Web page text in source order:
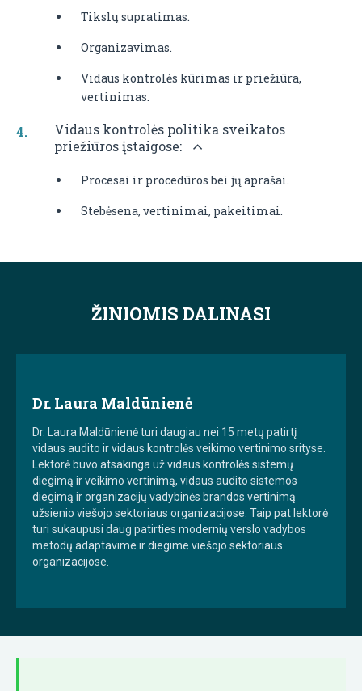
Tikslų supratimas.
Organizavimas.
Vidaus kontrolės kūrimas ir priežiūra,
vertinimas.
Vidaus kontrolės politika sveikatos
priežiūros įstaigose:
Procesai ir procedūros bei jų aprašai.
Stebėsena, vertinimai, pakeitimai.
ŽINIOMIS DALINASI
Dr. Laura Maldūnienė
Dr. Laura Maldūnienė turi daugiau nei 15 metų patirtį
vidaus audito ir vidaus kontrolės veikimo vertinimo srityse.
Lektorė buvo atsakinga už vidaus kontrolės sistemų
diegimą ir veikimo vertinimą, vidaus audito sistemos
diegimą ir organizacijų vadybinės brandos vertinimą
užsienio viešojo sektoriaus organizacijose. Taip pat lektorė
turi sukaupusi daug patirties modernių verslo vadybos
metodų adaptavime ir diegime viešojo sektoriaus
organizacijose.